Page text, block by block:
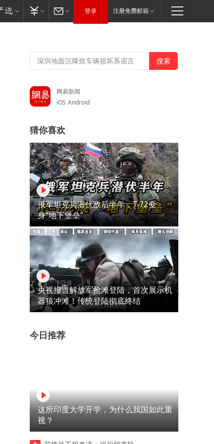
登录 注册免费邮箱
01:08
非洲神奇的“倒栽树”，竟然可
一年吃掉200万吨，韩国人为
网易新闻
iOS Android
猜你喜欢
俄军坦克兵潜伏敌后半年，T-72变
身“地下堡垒”
央视报道解放军抢滩登陆，首次展示机
器狼冲滩！传统登陆彻底终结
今日推荐
这所印度大学开学，为什么我国如此重
视？